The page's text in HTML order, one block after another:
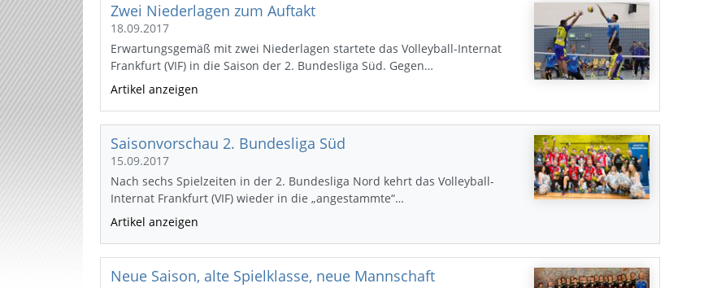
Zwei Niederlagen zum Auftakt
18.09.2017
Erwartungsgemäß mit zwei Niederlagen startete das Volleyball-Internat
Frankfurt (VIF) in die Saison der 2. Bundesliga Süd. Gegen…
Artikel anzeigen
Saisonvorschau 2. Bundesliga Süd
15.09.2017
Nach sechs Spielzeiten in der 2. Bundesliga Nord kehrt das Volleyball-
Internat Frankfurt (VIF) wieder in die „angestammte“…
Artikel anzeigen
Neue Saison, alte Spielklasse, neue Mannschaft